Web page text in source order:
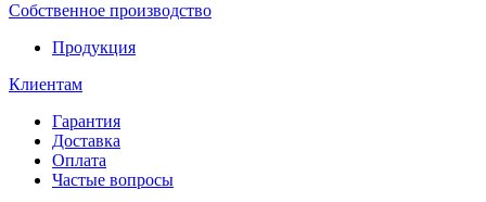
Собственное производство
Продукция
Клиентам
Гарантия
Доставка
Оплата
Частые вопросы